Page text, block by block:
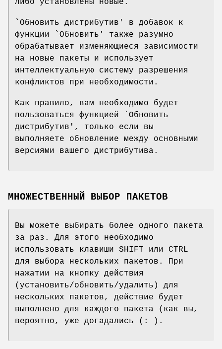
либо установлены новые.
`Обновить дистрибутив' в добавок к
функции `Обновить' также разумно
обрабатывает изменяющиеся зависимости
на новые пакеты и использует
интеллектуальную систему разрешения
конфликтов при необходимости.
Как правило, вам необходимо будет
пользоваться функцией `Обновить
дистрибутив', только если вы
выполняете обновление между основными
версиями вашего дистрибутива.
МНОЖЕСТВЕННЫЙ ВЫБОР ПАКЕТОВ
Вы можете выбирать более одного пакета
за раз. Для этого необходимо
использовать клавиши SHIFT или CTRL
для выбора нескольких пакетов. При
нажатии на кнопку действия
(установить/обновить/удалить) для
нескольких пакетов, действие будет
выполнено для каждого пакета (как вы,
вероятно, уже догадались (: ).